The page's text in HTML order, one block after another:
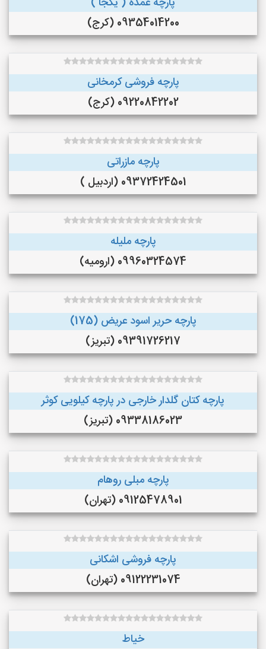
09354014200 (کرج)
پارچه فروشی کرمخانی
09220842202 (کرج)
پارچه مازراتی
09372424501 (اردبیل )
پارچه ملیله
09960324574 (ارومیه)
پارچه حریر اسود عریض (175)
09391726217 (تبریز)
پارچه کتان گلدار خارجی در پارچه کیلویی کوثر
09338186023 (تبریز)
پارچه مبلی روهام
09125478901 (تهران)
پارچه فروشی اشکانی
09122231074 (تهران)
خیاط